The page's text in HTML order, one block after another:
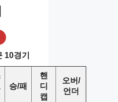
10경기
승/패
핸
디
캡
오버/
언더